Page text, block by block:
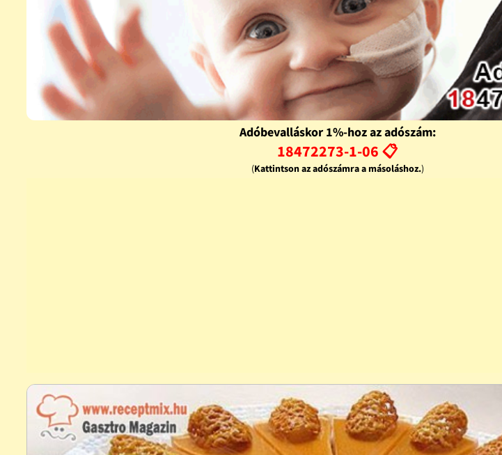
Adóbevalláskor 1%-hoz az adószám:
18472273-1-06 📋
(Kattintson az adószámra a másoláshoz.)